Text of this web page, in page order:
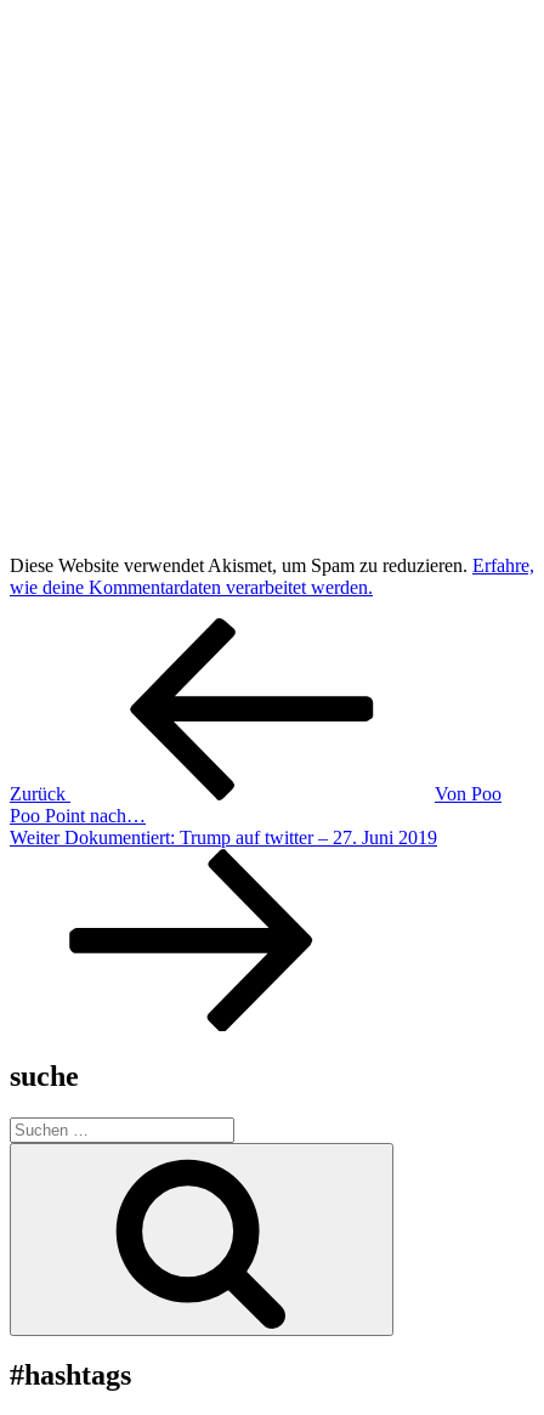
Diese Website verwendet Akismet, um Spam zu reduzieren. Erfahre,
wie deine Kommentardaten verarbeitet werden.
Beitragsnavigation
Zurück
Von Poo
Poo Point nach…
Nächster
Weiter Dokumentiert: Trump auf twitter – 27. Juni 2019
suche
Suche
nach:
#hashtags